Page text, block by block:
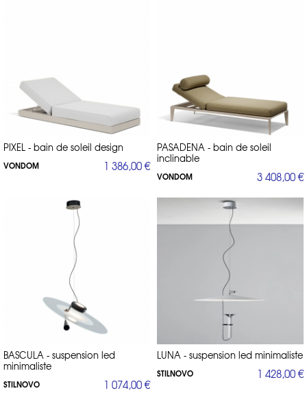
PIXEL - bain de soleil design
VONDOM 1 386,00 €
PASADENA - bain de soleil
inclinable
VONDOM 3 408,00 €
BASCULA - suspension led
minimaliste
STILNOVO 1 074,00 €
LUNA - suspension led minimaliste
STILNOVO 1 428,00 €